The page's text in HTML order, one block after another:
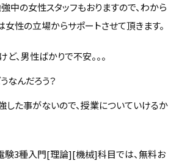
中の女性スタッフもおりますので、わから
女性の立場からサポートさせて頂きます。
、男性ばかりで不安。。。
なんだろう？
した事がないので、授業についていけるか
験3種入門[理論][機械]科目では、無料お